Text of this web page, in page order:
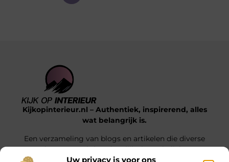
Uw privacy is voor ons
Kijkopinterieur.nl – Authentiek, inspirerend, alles
wat belangrijk is.
Een verzameling van blogs en artikelen die diverse
onderwerpen uit het dagelijks leven belichten.